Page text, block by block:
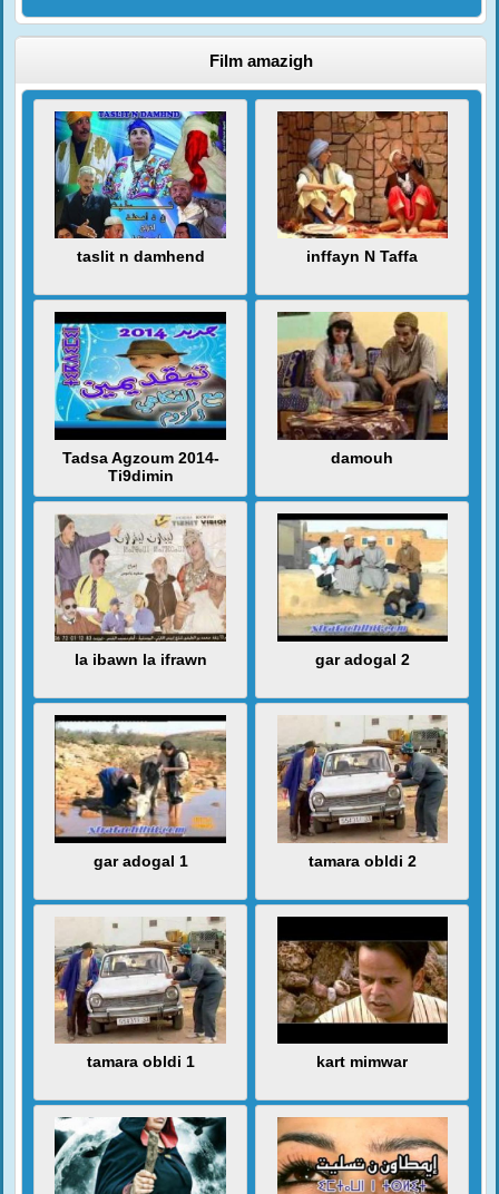
Film amazigh
taslit n damhend inffayn N Taffa
Tadsa Agzoum 2014-
Ti9dimin
damouh
la ibawn la ifrawn gar adogal 2
gar adogal 1 tamara obldi 2
tamara obldi 1 kart mimwar